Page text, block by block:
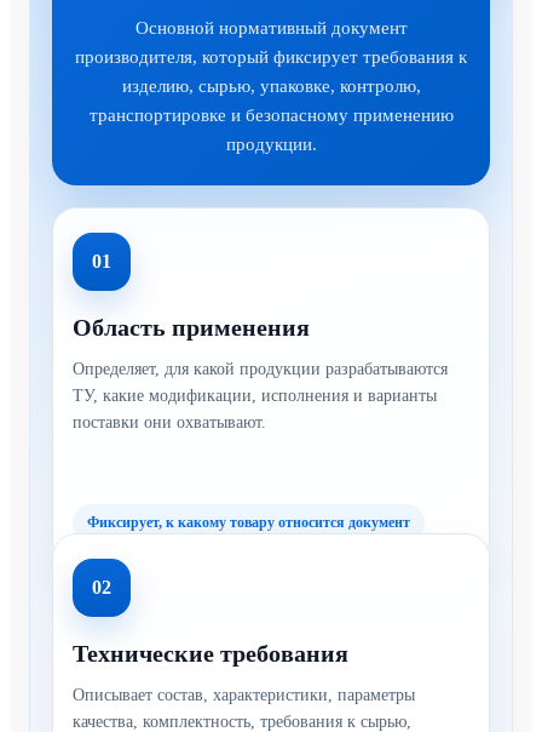
Основной нормативный документ
производителя, который фиксирует требования к
изделию, сырью, упаковке, контролю,
транспортировке и безопасному применению
продукции.
01
Область применения
Определяет, для какой продукции разрабатываются
ТУ, какие модификации, исполнения и варианты
поставки они охватывают.
Фиксирует, к какому товару относится документ
02
Технические требования
Описывает состав, характеристики, параметры
качества, комплектность, требования к сырью,